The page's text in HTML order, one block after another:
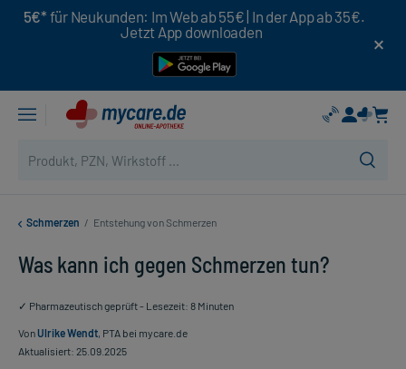
5€* für Neukunden: Im Web ab 55€ | In der App ab 35€.
Jetzt App downloaden
Schmerzen / Entstehung von Schmerzen
Was kann ich gegen Schmerzen tun?
✓ Pharmazeutisch geprüft - Lesezeit: 8 Minuten
VonUlrike Wendt, PTA bei mycare.de
Aktualisiert: 25.09.2025